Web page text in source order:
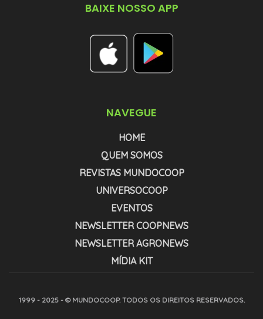
BAIXE NOSSO APP
NAVEGUE
HOME
QUEM SOMOS
REVISTAS MUNDOCOOP
UNIVERSOCOOP
EVENTOS
NEWSLETTER COOPNEWS
NEWSLETTER AGRONEWS
MÍDIA KIT
1999 - 2025 - © MUNDOCOOP. TODOS OS DIREITOS RESERVADOS.